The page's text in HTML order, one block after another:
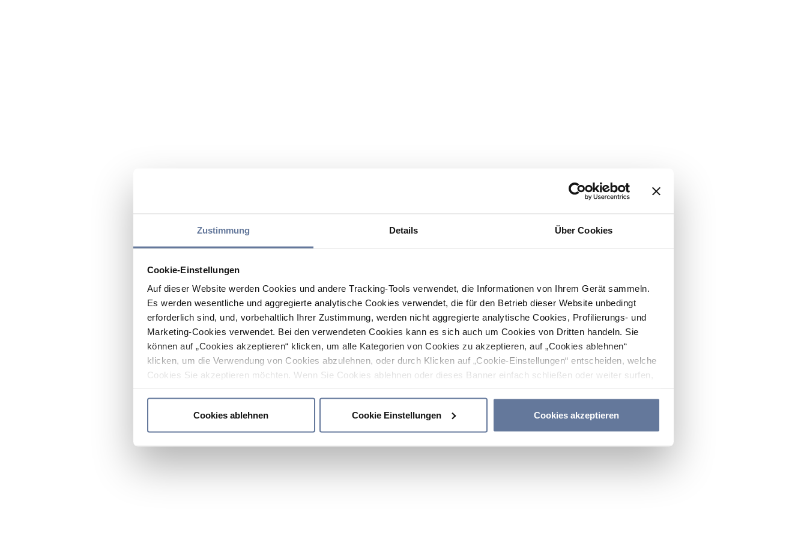
Zustimmung Details Über Cookies
Cookie-Einstellungen
Auf dieser Website werden Cookies und andere Tracking-Tools verwendet, die Informationen von Ihrem Gerät sammeln.
Es werden wesentliche und aggregierte analytische Cookies verwendet, die für den Betrieb dieser Website unbedingt
erforderlich sind, und, vorbehaltlich Ihrer Zustimmung, werden nicht aggregierte analytische Cookies, Profilierungs- und
Marketing-Cookies verwendet. Bei den verwendeten Cookies kann es sich auch um Cookies von Dritten handeln. Sie
können auf „Cookies akzeptieren“ klicken, um alle Kategorien von Cookies zu akzeptieren, auf „Cookies ablehnen“
klicken, um die Verwendung von Cookies abzulehnen, oder durch Klicken auf „Cookie-Einstellungen“ entscheiden, welche
Cookies Sie akzeptieren möchten. Wenn Sie Cookies ablehnen oder dieses Banner einfach schließen oder weiter surfen,
Cookies ablehnen
Cookie Einstellungen Cookies akzeptieren